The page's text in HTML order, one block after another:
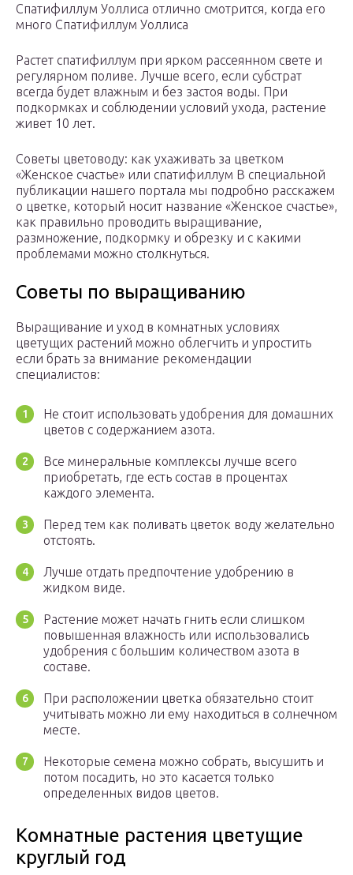
Спатифиллум Уоллиса отлично смотрится, когда его
много Спатифиллум Уоллиса
Растет спатифиллум при ярком рассеянном свете и
регулярном поливе. Лучше всего, если субстрат
всегда будет влажным и без застоя воды. При
подкормках и соблюдении условий ухода, растение
живет 10 лет.
Советы цветоводу: как ухаживать за цветком
«Женское счастье» или спатифиллум В специальной
публикации нашего портала мы подробно расскажем
о цветке, который носит название «Женское счастье»,
как правильно проводить выращивание,
размножение, подкормку и обрезку и с какими
проблемами можно столкнуться.
Советы по выращиванию
Выращивание и уход в комнатных условиях
цветущих растений можно облегчить и упростить
если брать за внимание рекомендации
специалистов:
Не стоит использовать удобрения для домашних
цветов с содержанием азота.
Все минеральные комплексы лучше всего
приобретать, где есть состав в процентах
каждого элемента.
Перед тем как поливать цветок воду желательно
отстоять.
Лучше отдать предпочтение удобрению в
жидком виде.
Растение может начать гнить если слишком
повышенная влажность или использовались
удобрения с большим количеством азота в
составе.
При расположении цветка обязательно стоит
учитывать можно ли ему находиться в солнечном
месте.
Некоторые семена можно собрать, высушить и
потом посадить, но это касается только
определенных видов цветов.
Комнатные растения цветущие
круглый год